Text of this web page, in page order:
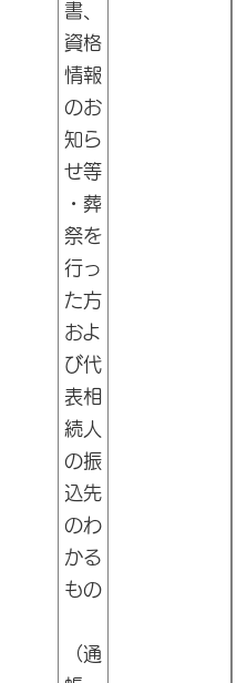
書、
資格
情報
のお
知ら
せ等
・葬
祭を
行っ
た方
およ
び代
表相
続人
の振
込先
のわ
かる
もの
（通